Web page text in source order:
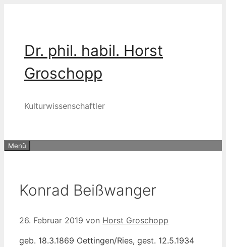
Dr. phil. habil. Horst
Groschopp
Kulturwissenschaftler
Menü
Konrad Beißwanger
26. Februar 2019 von Horst Groschopp
geb. 18.3.1869 Oettingen/Ries, gest. 12.5.1934